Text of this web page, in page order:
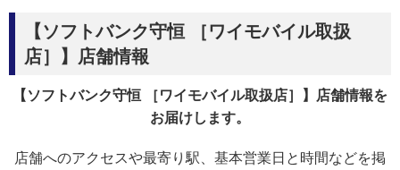
【ソフトバンク守恒 ［ワイモバイル取扱
店］】店舗情報
【ソフトバンク守恒 ［ワイモバイル取扱店］】店舗情報を
お届けします。
店舗へのアクセスや最寄り駅、基本営業日と時間などを掲